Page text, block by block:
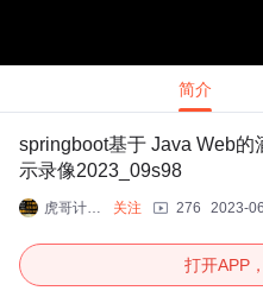
简介
springboot基于 Java Web
示录像2023_09s98
虎哥计算机毕设 关注 276 2023-
打开APP